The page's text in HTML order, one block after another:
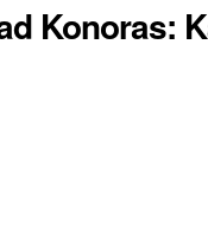
Konoras: